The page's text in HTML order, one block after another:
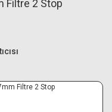
Alışverişe
Filtre 2 Stop